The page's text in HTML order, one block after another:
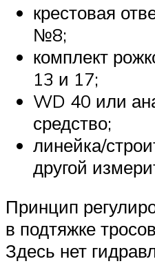
крестовая
№8;
комплект
13 и 17;
WD 40 или
средство;
линейка/
другой
Принцип
в подтяжке
Здесь нет